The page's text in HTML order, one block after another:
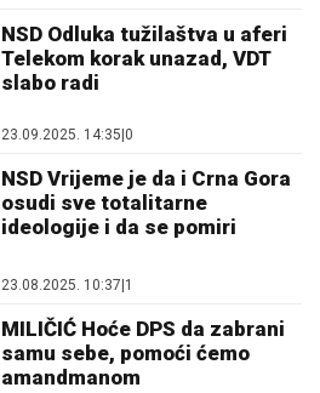
NSD Odluka tužilaštva u aferi
Telekom korak unazad, VDT
slabo radi
23.09.2025. 14:35|0
NSD Vrijeme je da i Crna Gora
osudi sve totalitarne
ideologije i da se pomiri
23.08.2025. 10:37|1
MILIČIĆ Hoće DPS da zabrani
samu sebe, pomoći ćemo
amandmanom